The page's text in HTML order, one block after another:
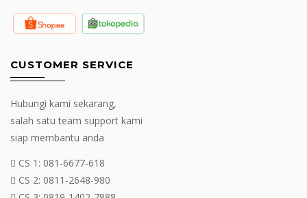
CUSTOMER SERVICE
Hubungi kami sekarang,
salah satu team support kami
siap membantu anda
CS 1: 081-6677-618
CS 2: 0811-2648-980